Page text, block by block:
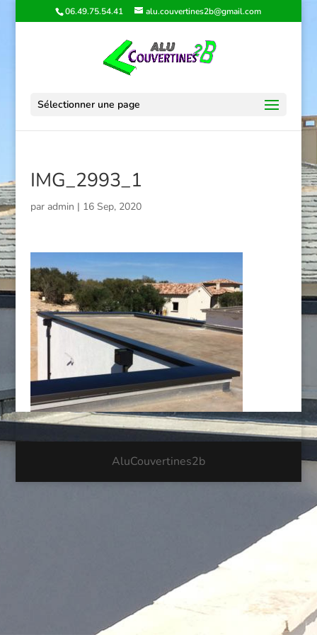
06.49.75.54.41 alu.couvertines2b@gmail.com
Sélectionner une page
IMG_2993_1
par admin | 16 Sep, 2020
AluCouvertines2b